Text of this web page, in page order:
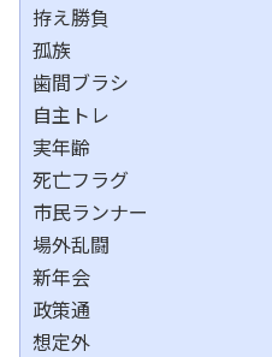
拵え勝負
孤族
歯間ブラシ
自主トレ
実年齢
死亡フラグ
市民ランナー
場外乱闘
新年会
政策通
想定外